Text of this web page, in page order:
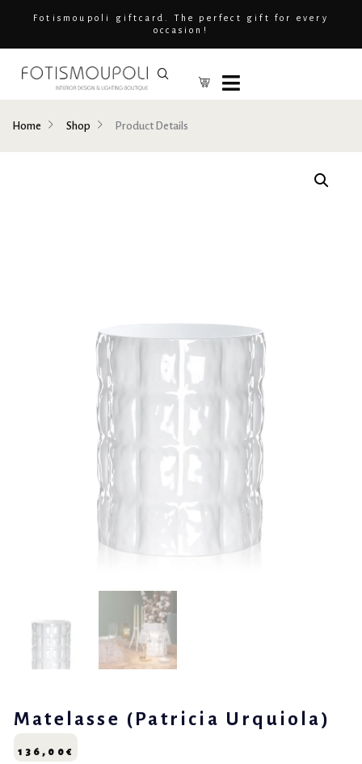
Fotismoupoli giftcard. The perfect gift for every
occasion!
Home Shop Product Details
Matelasse (Patricia Urquiola)
136,00 €